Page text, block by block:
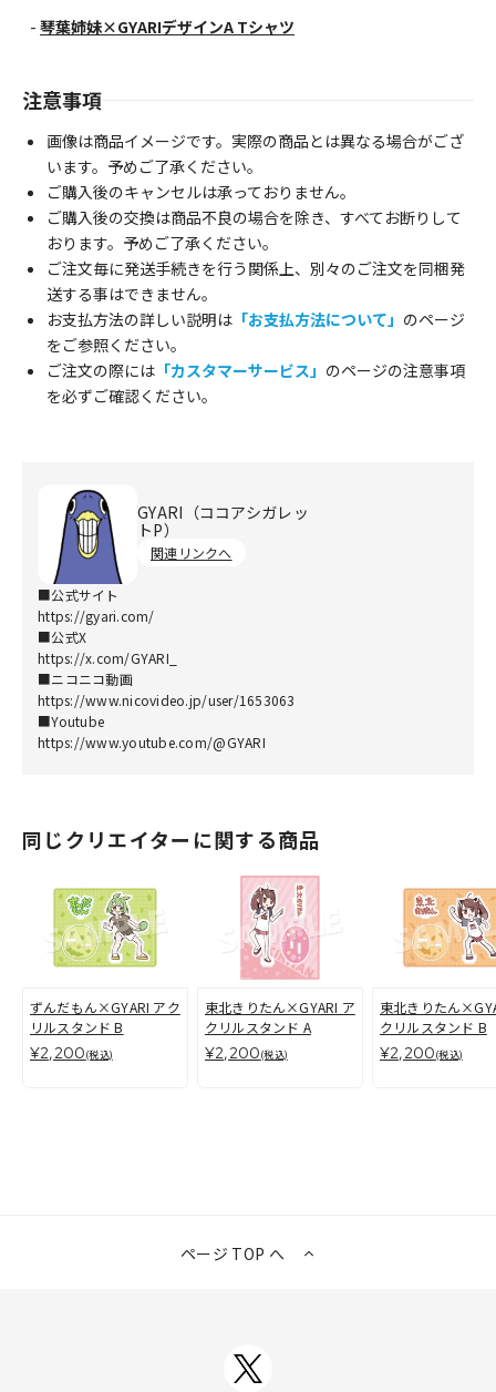
- 琴葉姉妹×GYARIデザインA Tシャツ
注意事項
画像は商品イメージです。実際の商品とは異なる場合がござ
います。予めご了承ください。
ご購入後のキャンセルは承っておりません。
ご購入後の交換は商品不良の場合を除き、すべてお断りして
おります。予めご了承ください。
ご注文毎に発送手続きを行う関係上、別々のご注文を同梱発
送する事はできません。
お支払方法の詳しい説明は 「お支払方法について」 のページ
をご参照ください。
ご注文の際には 「カスタマーサービス」 のページの注意事項
を必ずご確認ください。
GYARI（ココアシガレッ
トP）
関連リンクへ
■公式サイト
https://gyari.com/
■公式X
https://x.com/GYARI_
■ニコニコ動画
https://www.nicovideo.jp/user/1653063
■Youtube
https://www.youtube.com/@GYARI
同じクリエイターに関する商品
ずんだもん×GYARI アク
リルスタンド B
¥2,200(税込)
東北きりたん×GYARI ア
クリルスタンド A
¥2,200(税込)
東北きりたん
クリルスタンド B
¥2,200(税込)
ページ TOP へ